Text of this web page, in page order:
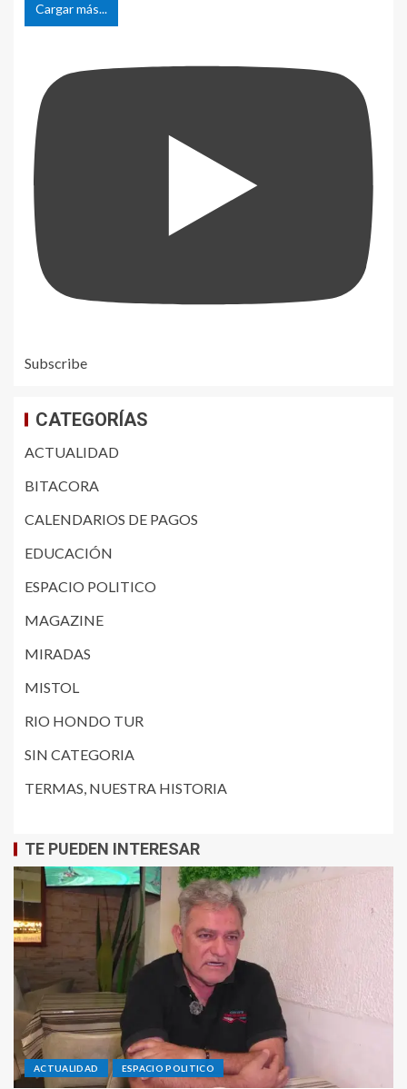
Cargar más...
Subscribe
CATEGORÍAS
ACTUALIDAD
BITACORA
CALENDARIOS DE PAGOS
EDUCACIÓN
ESPACIO POLITICO
MAGAZINE
MIRADAS
MISTOL
RIO HONDO TUR
SIN CATEGORIA
TERMAS, NUESTRA HISTORIA
TE PUEDEN INTERESAR
ACTUALIDAD ESPACIO POLITICO